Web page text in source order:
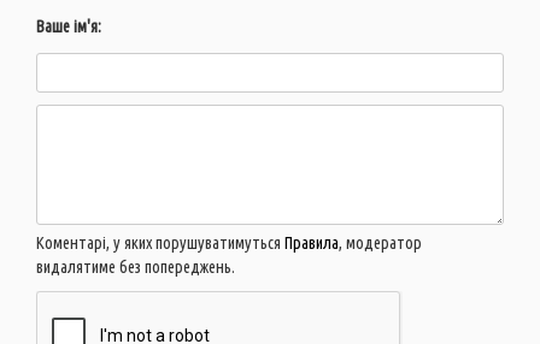
Ваше ім'я:
Коментарі, у яких порушуватимуться Правила, модератор
видалятиме без попереджень.